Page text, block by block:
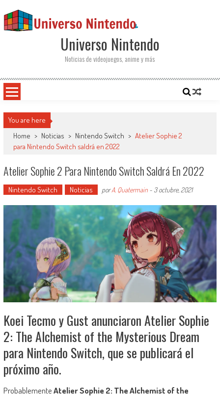
Universo Nintendo
Noticias de videojuegos, anime y más
You are here
Home > Noticias > Nintendo Switch > Atelier Sophie 2
para Nintendo Switch saldrá en 2022
Atelier Sophie 2 Para Nintendo Switch Saldrá En 2022
Nintendo Switch Noticias porA. Quatermain- 3 octubre, 2021
Koei Tecmo y Gust anunciaron Atelier Sophie
2: The Alchemist of the Mysterious Dream
para Nintendo Switch, que se publicará el
próximo año.
ProbablementeAtelier Sophie 2: The Alchemist of the